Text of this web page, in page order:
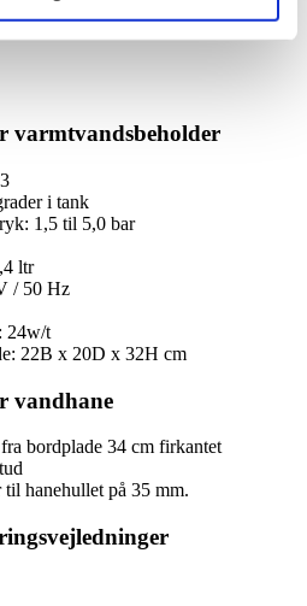
varmtvandsbeholder
i tank
1,5 til 5,0 bar
ltr
/ 50 Hz
24w/t
22B x 20D x 32H cm
vandhane
bordplade 34 cm firkantet
til hanehullet på 35 mm.